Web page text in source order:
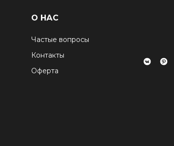
О НАС
Частые вопросы
Контакты
Оферта